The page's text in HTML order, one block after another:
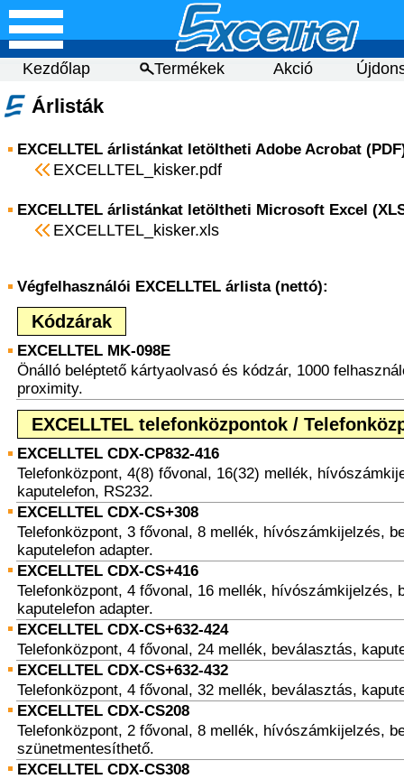
Kezdőlap Termékek Akció
Árlisták
EXCELLTEL árlistánkat letöltheti Adobe Acrobat
EXCELLTEL_kisker.pdf
EXCELLTEL árlistánkat letöltheti Microsoft Excel
EXCELLTEL_kisker.xls
Végfelhasználói EXCELLTEL árlista (nettó):
Kódzárak
EXCELLTEL MK-098E
Önálló beléptető kártyaolvasó és kódzár, 1000
proximity.
EXCELLTEL telefonközpontok /
EXCELLTEL CDX-CP832-416
Telefonközpont, 4(8) fővonal, 16(32) mellék,
kaputelefon, RS232.
EXCELLTEL CDX-CS+308
Telefonközpont, 3 fővonal, 8 mellék, hívószámkijelzés,
kaputelefon adapter.
EXCELLTEL CDX-CS+416
Telefonközpont, 4 fővonal, 16 mellék, hívószámkijelzés,
kaputelefon adapter.
EXCELLTEL CDX-CS+632-424
Telefonközpont, 4 fővonal, 24 mellék, beválasztás,
EXCELLTEL CDX-CS+632-432
Telefonközpont, 4 fővonal, 32 mellék, beválasztás,
EXCELLTEL CDX-CS208
Telefonközpont, 2 fővonal, 8 mellék, hívószámkijelzés,
szünetmentesíthető.
EXCELLTEL CDX-CS308